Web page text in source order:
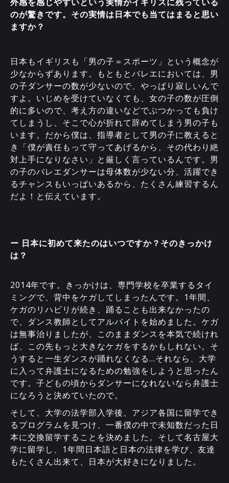
のが驚きです。その実情は日本でも当てはまると思い
ますか？
日本もイギリスも「男の子＝スポーツ」という概念が
少なからずあります。もともとバレエにおいては、男
の子ダンサーの数が少ないので、やっぱり寂しいんで
すよ。いじめを受けていなくても、女の子の数が圧倒
的に多いので、考え方の違いなどでぶつかっても負け
てしまうし、そこで心が折れて辞めてしまう男の子も
います。だから僕は、指導者として男の子に教えると
き「僕が責任もって守ってあげるから、その代わり絶
対上手になりなさい」と厳しく言っているんです。男
の子のバレエダンサーは母体数が少ない分、活躍でき
るチャンスもいっぱいあるから、たくさん練習するん
だよ！と伝えています。
ー 日本に初めて来たのはいつですか？そのきっかけ
は？
2014年です。きっかけは、専門学校を卒業するタイ
ミングで、背中をケガしてしまったんです。1年間、
ケガのリハビリが続き、踊ることも出来なかったの
で、ダンス教師としてアルバイトを始めました。ケガ
は無事治りましたが、このままダンスを本気で続けれ
ば、この先もっと大きなケガをするかもしれない。そ
うすると一生ダンスが踊れなくなる…それなら、大学
に入って弁護士になるための勉強をしようと思ったん
です。子どもの頃からダンサーになれないなら弁護士
になろうと決めていたので。
そして、大学の法学部入学後、アジア各国に留学でき
るプログラムを見つけ、一番僕の中で未知数だった日
本に交換留学することを決めました。そして名古屋大
学に留学し、1年間日本語と日本の法律を学び、友達
もたくさん出来て、日本が大好きになりました。